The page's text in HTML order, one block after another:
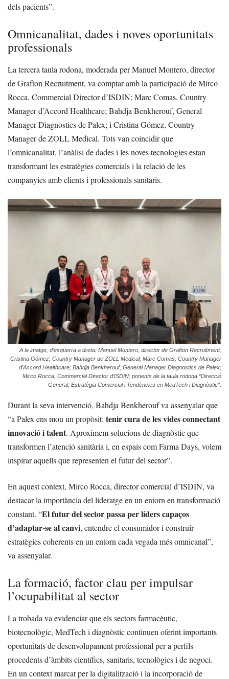
dels pacients”.
Omnicanalitat, dades i noves oportunitats
professionals
La tercera taula rodona, moderada per Manuel Montero, director
de Grafton Recruitment, va comptar amb la participació de Mirco
Rocca, Commercial Director d’ISDIN; Marc Comas, Country
Manager d’Accord Healthcare; Bahdja Benkherouf, General
Manager Diagnostics de Palex; i Cristina Gómez, Country
Manager de ZOLL Medical. Tots van coincidir que
l’omnicanalitat, l’anàlisi de dades i les noves tecnologies estan
transformant les estratègies comercials i la relació de les
companyies amb clients i professionals sanitaris.
A la imatge, d’esquerra a dreta: Manuel Montero, director de Grafton Recruitment;
Cristina Gómez, Country Manager de ZOLL Medical; Marc Comas, Country Manager
d’Accord Healthcare; Bahdja Benkherouf, General Manager Diagnostics de Palex;
Mirco Rocca, Commercial Director d’ISDIN; ponents de la taula rodona “Direcció
General, Estratègia Comercial i Tendències en MedTech i Diagnòstic”.
Durant la seva intervenció, Bahdja Benkherouf va assenyalar que
“a Palex ens mou un propòsit: tenir cura de les vides connectant
innovació i talent. Aproximem solucions de diagnòstic que
transformen l’atenció sanitària i, en espais com Farma Days, volem
inspirar aquells que representen el futur del sector”.
En aquest context, Mirco Rocca, director comercial d’ISDIN, va
destacar la importància del lideratge en un entorn en transformació
constant. “El futur del sector passa per líders capaços
d’adaptar-se al canvi, entendre el consumidor i construir
estratègies coherents en un entorn cada vegada més omnicanal”,
va assenyalar.
La formació, factor clau per impulsar
l’ocupabilitat al sector
La trobada va evidenciar que els sectors farmacèutic,
biotecnològic, MedTech i diagnòstic continuen oferint importants
oportunitats de desenvolupament professional per a perfils
procedents d’àmbits científics, sanitaris, tecnològics i de negoci.
En un context marcat per la digitalització i la incorporació de